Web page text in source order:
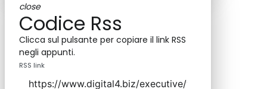
close
Codice Rss
Clicca sul pulsante per copiare il link RSS
negli appunti.
RSS link